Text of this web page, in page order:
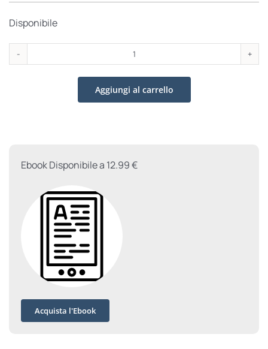
Disponibile
Un
Padre
che
quantità
Aggiungi al carrello
Ebook Disponibile a 12.99 €
Acquista l'Ebook